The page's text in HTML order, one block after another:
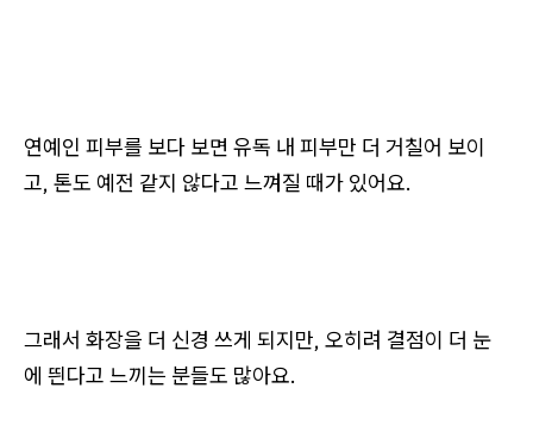
연예인 피부를 보다 보면 유독 내 피부만 더 거칠어 보이
고, 톤도 예전 같지 않다고 느껴질 때가 있어요.
그래서 화장을 더 신경 쓰게 되지만, 오히려 결점이 더 눈
에 띈다고 느끼는 분들도 많아요.